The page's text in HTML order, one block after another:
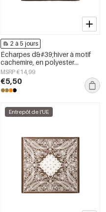
2 à 5 jours
Écharpes d&#39;hiver à motif
cachemire, en polyester
classique, accessoires du
quotidien
MSRP €14,99
€5,50
Entrepôt de l'UE